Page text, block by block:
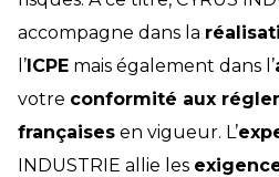
accompagne dans la
l’ ICPE mais également dans l’
votre conformité aux
françaises en vigueur. L’
INDUSTRIE allie les